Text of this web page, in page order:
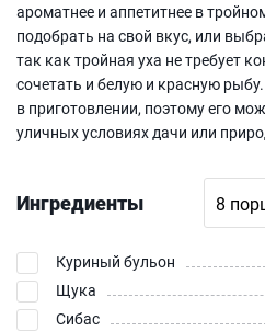
ароматнее и аппетитнее в
подобрать на свой вкус, или
так как тройная уха не требует
сочетать и белую и красную
в приготовлении, поэтому его
уличных условиях дачи или
Ингредиенты
Куриный бульон
Щука
Сибас